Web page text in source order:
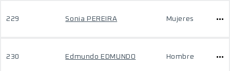
229 Sonia PEREIRA Mujeres
230 Edmundo EDMUNDO Hombre